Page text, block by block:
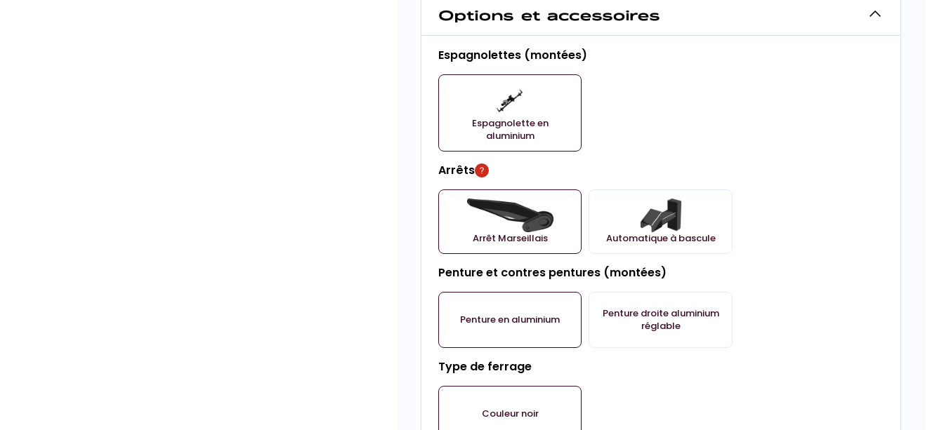
Options et accessoires
Espagnolettes (montées)
Espagnolette en
aluminium
Arrêts
Arrêt Marseillais Automatique à bascule
Penture et contres pentures (montées)
Penture en aluminium
Penture droite aluminium
réglable
Type de ferrage
Couleur noir